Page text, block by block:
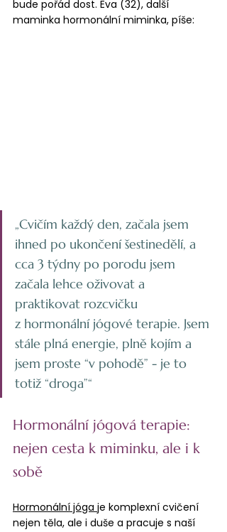
bude pořád dost. Eva (32), další
maminka hormonální miminka, píše:
„Cvičím každý den, začala jsem
ihned po ukončení šestinedělí, a
cca 3 týdny po porodu jsem
začala lehce oživovat a
praktikovat rozcvičku
z hormonální jógové terapie. Jsem
stále plná energie, plně kojím a
jsem proste “v pohodě” - je to
totiž “droga”“
Hormonální jógová terapie:
nejen cesta k miminku, ale i k
sobě
Hormonální jóga je komplexní cvičení
nejen těla, ale i duše a pracuje s naší